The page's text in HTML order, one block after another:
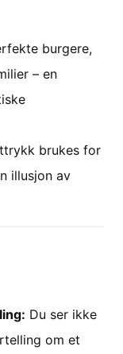
burgere,
– en
brukes for
illusjon av
Du ser ikke
om et